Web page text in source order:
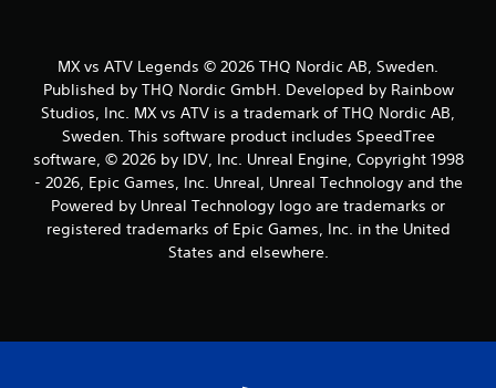
s
MX vs ATV Legends © 2026 THQ Nordic AB, Sweden.
Published by THQ Nordic GmbH. Developed by Rainbow
Studios, Inc. MX vs ATV is a trademark of THQ Nordic AB,
Sweden. This software product includes SpeedTree
software, © 2026 by IDV, Inc. Unreal Engine, Copyright 1998
- 2026, Epic Games, Inc. Unreal, Unreal Technology and the
Powered by Unreal Technology logo are trademarks or
registered trademarks of Epic Games, Inc. in the United
States and elsewhere.